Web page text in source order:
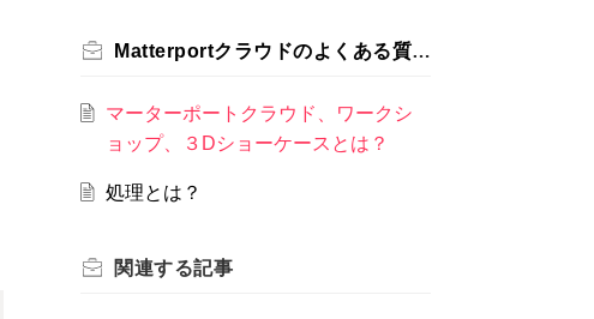
Matterportクラウドのよくある質問
マーターポートクラウド、ワークシ
ョップ、３Dショーケースとは？
処理とは？
関連する記事